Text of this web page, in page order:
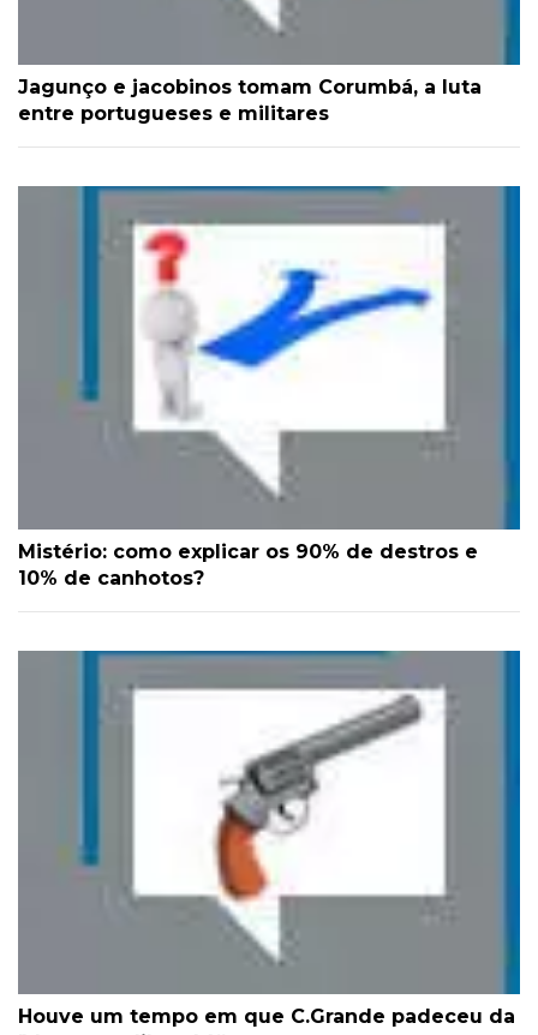
Jagunço e jacobinos tomam Corumbá, a luta
entre portugueses e militares
Mistério: como explicar os 90% de destros e
10% de canhotos?
Houve um tempo em que C.Grande padeceu da